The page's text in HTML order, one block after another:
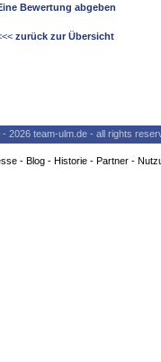
Bewertung abgeben
zurück zur Übersicht
2026 team-ulm.de - all rights
- Blog- Historie- Partner-